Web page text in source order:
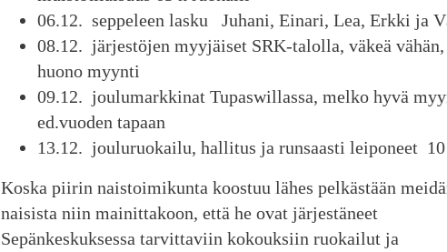
06.12. seppeleen lasku Juhani, Einari, Lea, Erkki ja
08.12. järjestöjen myyjäiset SRK-talolla, väkeä vähän,
huono myynti
09.12. joulumarkkinat Tupaswillassa, melko hyvä
ed.vuoden tapaan
13.12. jouluruokailu, hallitus ja runsaasti leiponeet 10
Koska piirin naistoimikunta koostuu lähes pelkästään
naisista niin mainittakoon, että he ovat järjestäneet
Sepänkeskuksessa tarvittaviin kokouksiin ruokailut ja